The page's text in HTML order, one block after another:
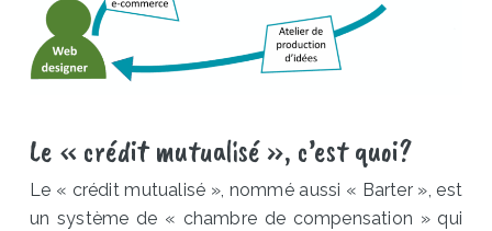
Le « crédit mutualisé », c’est quoi?
Le « crédit mutualisé », nommé aussi « Barter », est
un système de « chambre de compensation » qui